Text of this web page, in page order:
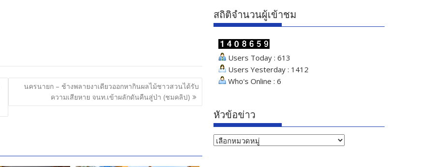
นครนายก – ช้างพลายงาเดียวออกหากินผลไม้ชาวสวนได้รับ
ความเสียหาย จนท.เข้าผลักดันคืนสู่ป่า (ชมคลิป)
สถิติจำนวนผู้เข้าชม
Users Today : 613
Users Yesterday : 1412
Who's Online : 6
หัวข้อข่าว
หัวข้อ